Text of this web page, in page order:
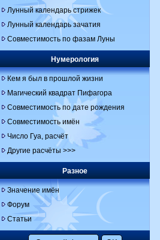
Лунный календарь стрижек
Лунный календарь зачатия
Совместимость по фазам Луны
Нумерология
Кем я был в прошлой жизни
Магический квадрат Пифагора
Совместимость по дате рождения
Совместимость имён
Число Гуа, расчёт
Другие расчёты >>>
Разное
Значение имён
Форум
Статьи